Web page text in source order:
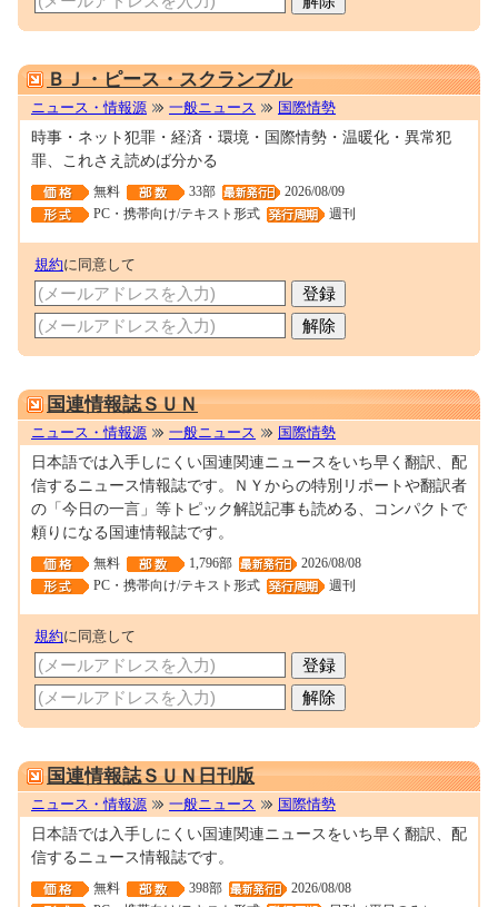
ＢＪ・ピース・スクランブル
ニュース・情報源 一般ニュース 国際情勢
時事・ネット犯罪・経済・環境・国際情勢・温暖化・異常犯
罪、これさえ読めば分かる
無料 33部
2026/08/09
PC・携帯向け/テキスト形式
週刊
規約に同意して
国連情報誌ＳＵＮ
ニュース・情報源 一般ニュース 国際情勢
日本語では入手しにくい国連関連ニュースをいち早く翻訳、配
信するニュース情報誌です。ＮＹからの特別リポートや翻訳者
の「今日の一言」等トピック解説記事も読める、コンパクトで
頼りになる国連情報誌です。
無料 1,796部
2026/08/08
PC・携帯向け/テキスト形式
週刊
規約に同意して
国連情報誌ＳＵＮ日刊版
ニュース・情報源 一般ニュース 国際情勢
日本語では入手しにくい国連関連ニュースをいち早く翻訳、配
信するニュース情報誌です。
無料 398部
2026/08/08